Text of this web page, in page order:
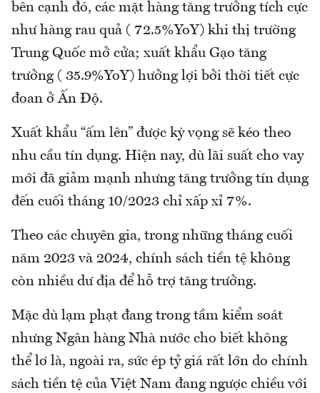
bên cạnh đó, các mặt hàng tăng trưởng tích cực
như hàng rau quả ( 72.5%YoY) khi thị trường
Trung Quốc mở cửa; xuất khẩu Gạo tăng
trưởng ( 35.9%YoY) hưởng lợi bởi thời tiết cực
đoan ở Ấn Độ.
Xuất khẩu “ấm lên” được kỳ vọng sẽ kéo theo
nhu cầu tín dụng. Hiện nay, dù lãi suất cho vay
mới đã giảm mạnh nhưng tăng trưởng tín dụng
đến cuối tháng 10/2023 chỉ xấp xỉ 7%.
Theo các chuyên gia, trong những tháng cuối
năm 2023 và 2024, chính sách tiền tệ không
còn nhiều dư địa để hỗ trợ tăng trưởng.
Mặc dù lạm phạt đang trong tầm kiểm soát
nhưng Ngân hàng Nhà nước cho biết không
thể lơ là, ngoài ra, sức ép tỷ giá rất lớn do chính
sách tiền tệ của Việt Nam đang ngược chiều với